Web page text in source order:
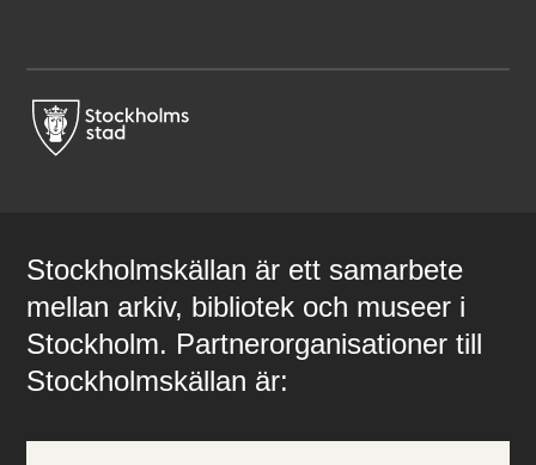
Stockholmskällan är ett samarbete
mellan arkiv, bibliotek och museer i
Stockholm. Partnerorganisationer till
Stockholmskällan är: